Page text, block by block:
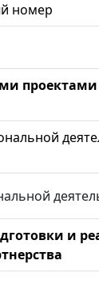
номер
проектами
и